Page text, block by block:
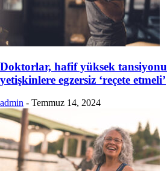
Doktorlar, hafif yüksek
yetişkinlere egzersiz ‘reçete etmeli’
admin - Temmuz 14, 2024